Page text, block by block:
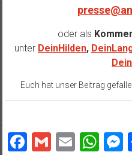
oder als
unter DeinHilden,
Euch hat unser Beitrag
Facebook
Gmail
Email